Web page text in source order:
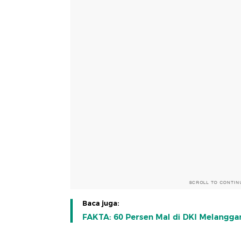
SCROLL TO
Baca juga:
FAKTA: 60 Persen Mal di DKI